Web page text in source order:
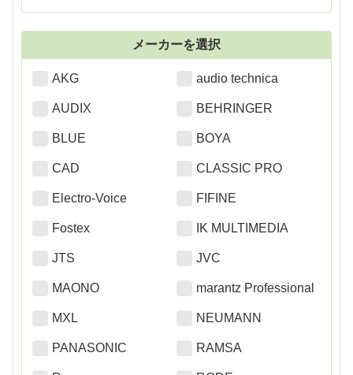
メーカーを選択
AKG audio technica
AUDIX BEHRINGER
BLUE BOYA
CAD CLASSIC PRO
Electro-Voice FIFINE
Fostex IK MULTIMEDIA
JTS JVC
MAONO marantz Professional
MXL NEUMANN
PANASONIC RAMSA